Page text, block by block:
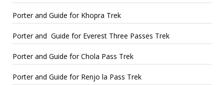
Porter and Guide for Khopra Trek
Porter and Guide for Everest Three Passes Trek
Porter and Guide for Chola Pass Trek
Porter and Guide for Renjo la Pass Trek